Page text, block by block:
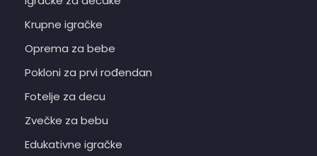
Krupne igračke
Oprema za bebe
Pokloni za prvi rođendan
Fotelje za decu
Zvečke za bebu
Edukativne igračke